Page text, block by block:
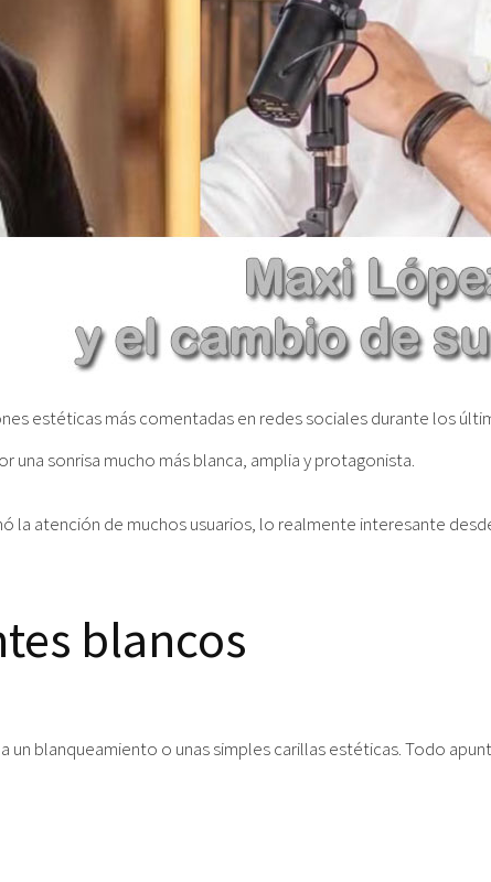
estéticas más comentadas en redes sociales durante los
sonrisa mucho más blanca, amplia y protagonista.
la atención de muchos usuarios, lo realmente interesante
blancos
blanqueamiento o unas simples carillas estéticas. Todo